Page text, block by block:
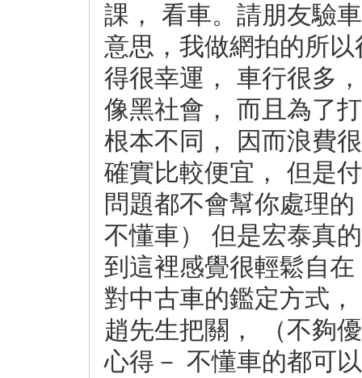
課， 看車。請朋友驗
意思，我做網拍的所
得很幸運， 車行很多
像黑社會， 而且為了
根本不同， 因而浪費
確實比較便宜， 但是
問題都不會幫你處理
不懂車） 但是宏泰真
到這裡感覺很輕鬆自
對中古車的鑑定方式
趙先生把關， （不夠
心得－ 不懂車的都可